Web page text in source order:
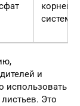
системы
и
использовать
Это